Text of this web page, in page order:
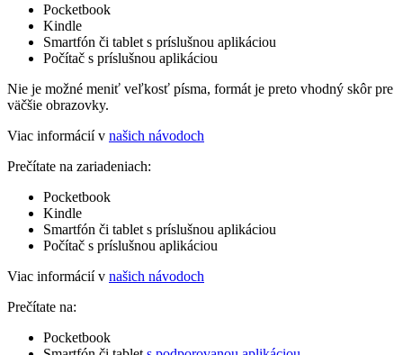
Pocketbook
Kindle
Smartfón či tablet s príslušnou aplikáciou
Počítač s príslušnou aplikáciou
Nie je možné meniť veľkosť písma, formát je preto vhodný skôr pre
väčšie obrazovky.
Viac informácií v našich návodoch
Prečítate na zariadeniach:
Pocketbook
Kindle
Smartfón či tablet s príslušnou aplikáciou
Počítač s príslušnou aplikáciou
Viac informácií v našich návodoch
Prečítate na:
Pocketbook